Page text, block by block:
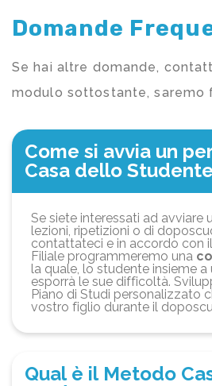
Domande
Se hai altre domande,
modulo sottostante, saremo
Come si avvia un
Casa dello
Se siete interessati ad avviare
lezioni, ripetizioni o di
contattateci e in accordo con
Filiale programmeremo una
la quale, lo studente insieme a
esporrà le sue difficoltà.
Piano di Studi personalizzato
vostro figlio durante il
Qual è il Metodo